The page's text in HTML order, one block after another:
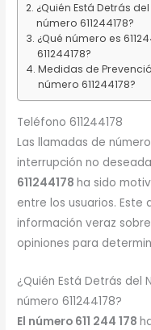
¿Quién Está Detrás
número 611244178?
¿Qué número es
611244178?
Medidas de
número 611244178?
Teléfono 611244178
Las llamadas de
interrupción no
611244178ha sido
entre los usuarios.
información veraz
opiniones para
¿Quién Está Detrás del
número 611244178?
El número 611 244 178